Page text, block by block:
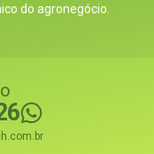
do agronegócio.